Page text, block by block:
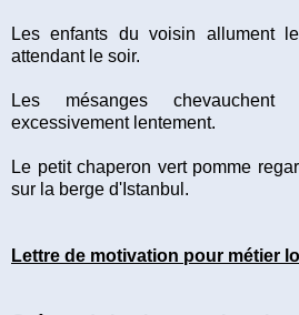
Les enfants du voisin allument
attendant le soir.
Les mésanges
excessivement lentement.
Le petit chaperon vert pomme
sur la berge d'Istanbul.
Lettre de motivation pour métier